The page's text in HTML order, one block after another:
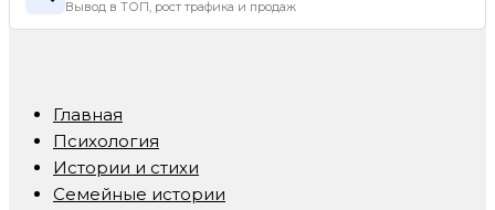
Вывод в ТОП, рост трафика и продаж
Главная
Психология
Истории и стихи
Семейные истории